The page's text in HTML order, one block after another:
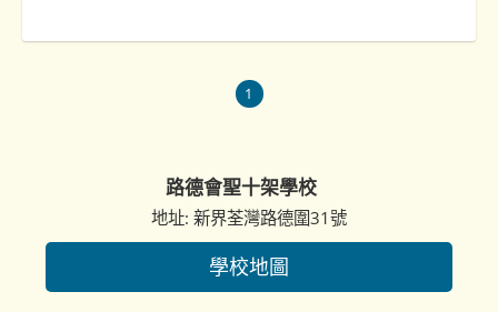
1
路德會聖十架學校
地址: 新界荃灣路德圍31號
學校地圖